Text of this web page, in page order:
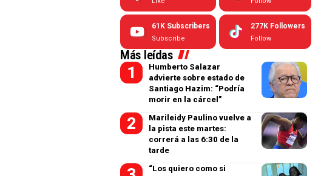
61K Subscribers
Subscribe
277K Followers
Follow
Más leídas
Humberto Salazar
advierte sobre estado de
Santiago Hazim: “Podría
morir en la cárcel”
Marileidy Paulino vuelve a
la pista este martes:
correrá a las 6:30 de la
tarde
“Los quiero como si